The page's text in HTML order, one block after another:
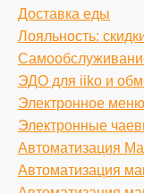
Доставка еды
Лояльность:
ЭДО для iiko и
Электронное меню
Электронные
Автоматизация
Автоматизация